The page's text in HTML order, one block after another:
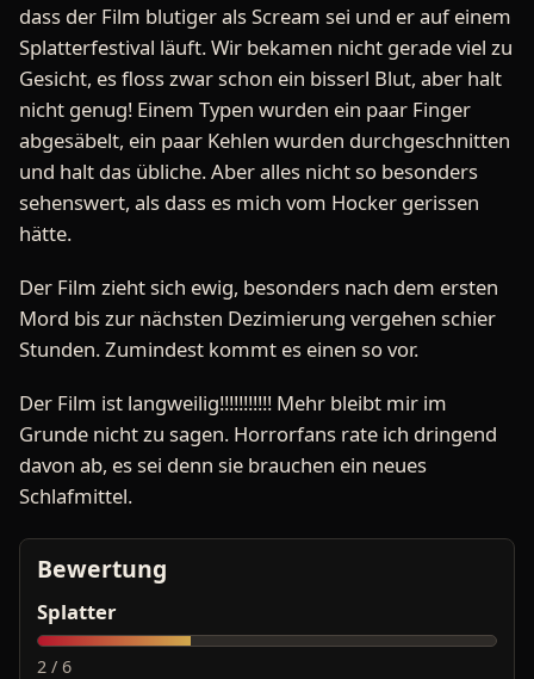
dass der Film blutiger als Scream sei und er auf einem
Splatterfestival läuft. Wir bekamen nicht gerade viel zu
Gesicht, es floss zwar schon ein bisserl Blut, aber halt
nicht genug! Einem Typen wurden ein paar Finger
abgesäbelt, ein paar Kehlen wurden durchgeschnitten
und halt das übliche. Aber alles nicht so besonders
sehenswert, als dass es mich vom Hocker gerissen
hätte.
Der Film zieht sich ewig, besonders nach dem ersten
Mord bis zur nächsten Dezimierung vergehen schier
Stunden. Zumindest kommt es einen so vor.
Der Film ist langweilig!!!!!!!!!!! Mehr bleibt mir im
Grunde nicht zu sagen. Horrorfans rate ich dringend
davon ab, es sei denn sie brauchen ein neues
Schlafmittel.
Bewertung
Splatter
2 / 6